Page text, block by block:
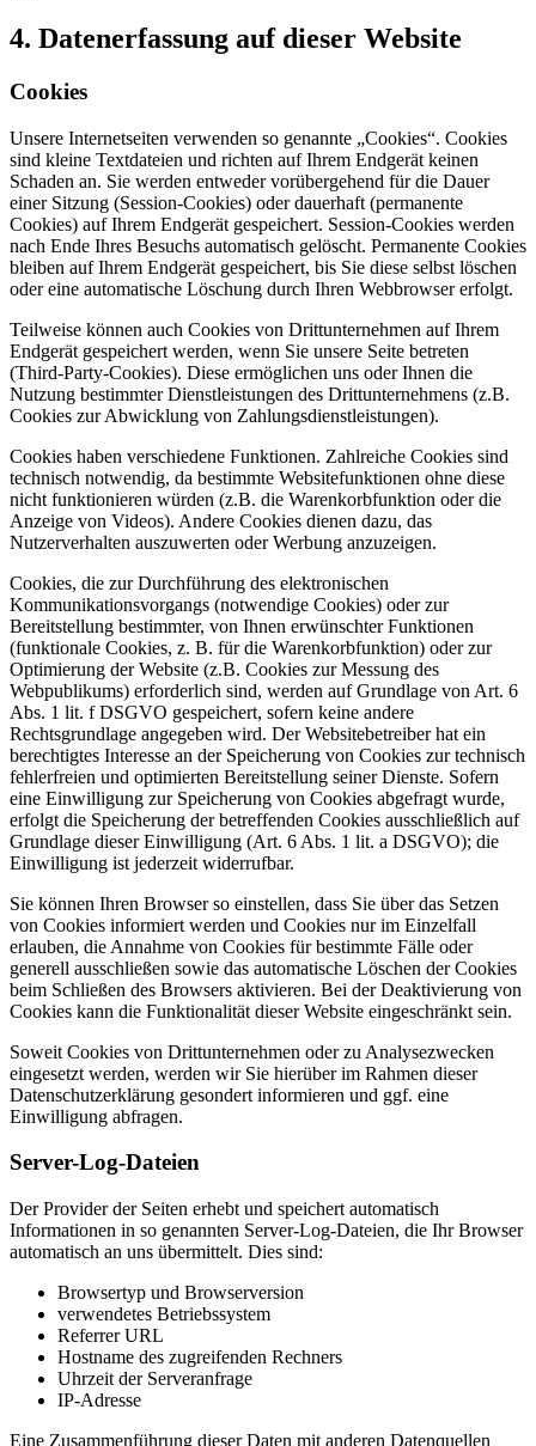
4. Datenerfassung auf dieser Website
Cookies
Unsere Internetseiten verwenden so genannte „Cookies“. Cookies
sind kleine Textdateien und richten auf Ihrem Endgerät keinen
Schaden an. Sie werden entweder vorübergehend für die Dauer
einer Sitzung (Session-Cookies) oder dauerhaft (permanente
Cookies) auf Ihrem Endgerät gespeichert. Session-Cookies werden
nach Ende Ihres Besuchs automatisch gelöscht. Permanente Cookies
bleiben auf Ihrem Endgerät gespeichert, bis Sie diese selbst löschen
oder eine automatische Löschung durch Ihren Webbrowser erfolgt.
Teilweise können auch Cookies von Drittunternehmen auf Ihrem
Endgerät gespeichert werden, wenn Sie unsere Seite betreten
(Third-Party-Cookies). Diese ermöglichen uns oder Ihnen die
Nutzung bestimmter Dienstleistungen des Drittunternehmens (z.B.
Cookies zur Abwicklung von Zahlungsdienstleistungen).
Cookies haben verschiedene Funktionen. Zahlreiche Cookies sind
technisch notwendig, da bestimmte Websitefunktionen ohne diese
nicht funktionieren würden (z.B. die Warenkorbfunktion oder die
Anzeige von Videos). Andere Cookies dienen dazu, das
Nutzerverhalten auszuwerten oder Werbung anzuzeigen.
Cookies, die zur Durchführung des elektronischen
Kommunikationsvorgangs (notwendige Cookies) oder zur
Bereitstellung bestimmter, von Ihnen erwünschter Funktionen
(funktionale Cookies, z. B. für die Warenkorbfunktion) oder zur
Optimierung der Website (z.B. Cookies zur Messung des
Webpublikums) erforderlich sind, werden auf Grundlage von Art. 6
Abs. 1 lit. f DSGVO gespeichert, sofern keine andere
Rechtsgrundlage angegeben wird. Der Websitebetreiber hat ein
berechtigtes Interesse an der Speicherung von Cookies zur technisch
fehlerfreien und optimierten Bereitstellung seiner Dienste. Sofern
eine Einwilligung zur Speicherung von Cookies abgefragt wurde,
erfolgt die Speicherung der betreffenden Cookies ausschließlich auf
Grundlage dieser Einwilligung (Art. 6 Abs. 1 lit. a DSGVO); die
Einwilligung ist jederzeit widerrufbar.
Sie können Ihren Browser so einstellen, dass Sie über das Setzen
von Cookies informiert werden und Cookies nur im Einzelfall
erlauben, die Annahme von Cookies für bestimmte Fälle oder
generell ausschließen sowie das automatische Löschen der Cookies
beim Schließen des Browsers aktivieren. Bei der Deaktivierung von
Cookies kann die Funktionalität dieser Website eingeschränkt sein.
Soweit Cookies von Drittunternehmen oder zu Analysezwecken
eingesetzt werden, werden wir Sie hierüber im Rahmen dieser
Datenschutzerklärung gesondert informieren und ggf. eine
Einwilligung abfragen.
Server-Log-Dateien
Der Provider der Seiten erhebt und speichert automatisch
Informationen in so genannten Server-Log-Dateien, die Ihr Browser
automatisch an uns übermittelt. Dies sind:
Browsertyp und Browserversion
verwendetes Betriebssystem
Referrer URL
Hostname des zugreifenden Rechners
Uhrzeit der Serveranfrage
IP-Adresse
Eine Zusammenführung dieser Daten mit anderen Datenquellen